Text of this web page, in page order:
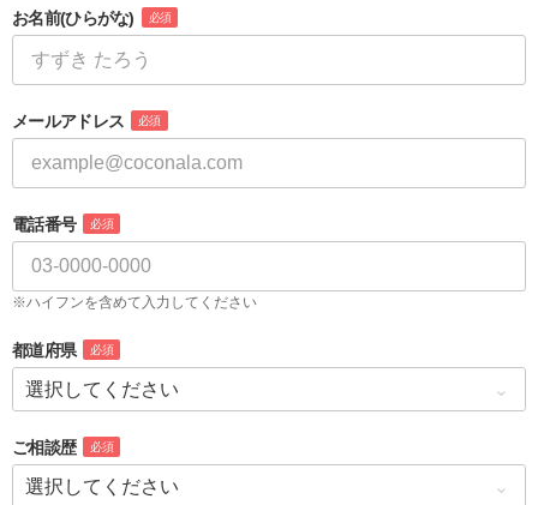
お名前(ひらがな) 必須
メールアドレス 必須
電話番号 必須
※ハイフンを含めて入力してください
都道府県 必須
ご相談歴 必須